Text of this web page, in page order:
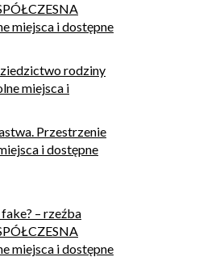
miejsca i dostępne
rodziny
miejsca i
Przestrzenie
i dostępne
– rzeźba
miejsca i dostępne